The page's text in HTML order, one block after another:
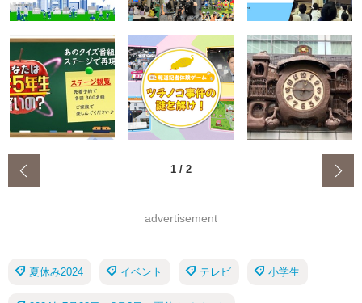
1 / 2
advertisement
夏休み2024 イベント テレビ 小学生